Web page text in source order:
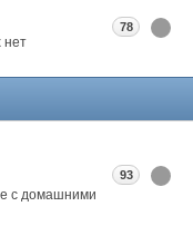
нет
78
с домашними
93